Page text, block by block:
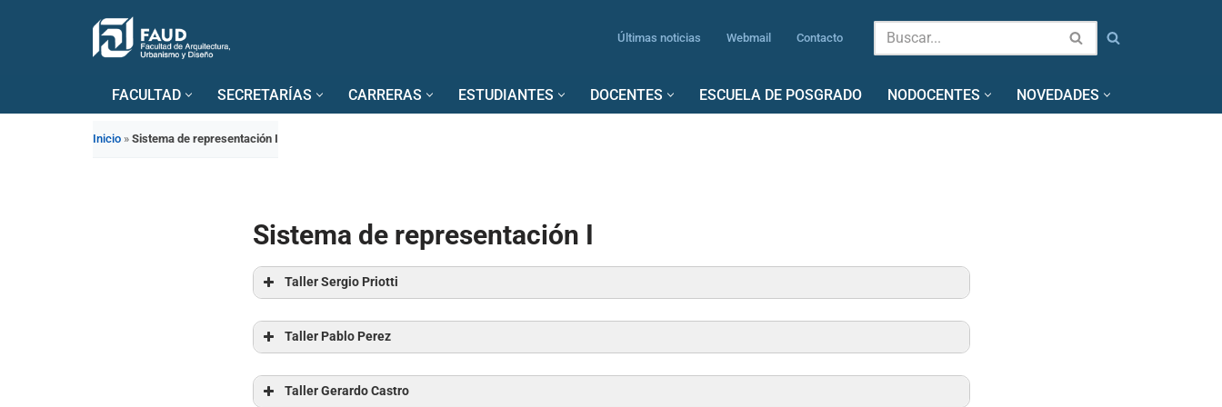
Últimas noticias Webmail Contacto
FACULTAD SECRETARÍAS CARRERAS ESTUDIANTES DOCENTES ESCUELA DE POSGRADO NODOCENTES NOVEDADES
Inicio » Sistema de representación I
Sistema de representación I
Taller Sergio Priotti
Airasca Cepeda, Julian Tomas
Cappeletti, Francisco
Taller Pablo Perez
Juliana Grigera
Taller Gerardo Castro